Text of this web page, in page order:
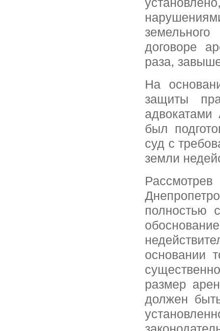
договоре
раза,
На
защиты
был
суд с
земли
полностью
основании
размер
должен